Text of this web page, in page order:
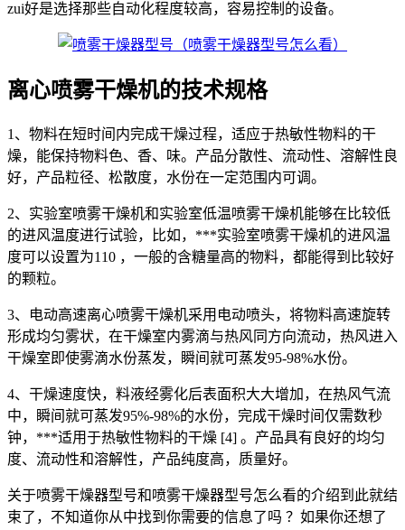
zui好是选择那些自动化程度较高，容易控制的设备。
离心喷雾干燥机的技术规格
1、物料在短时间内完成干燥过程，适应于热敏性物料的干
燥，能保持物料色、香、味。产品分散性、流动性、溶解性良
好，产品粒径、松散度，水份在一定范围内可调。
2、实验室喷雾干燥机和实验室低温喷雾干燥机能够在比较低
的进风温度进行试验，比如，***实验室喷雾干燥机的进风温
度可以设置为110 ，一般的含糖量高的物料，都能得到比较好
的颗粒。
3、电动高速离心喷雾干燥机采用电动喷头，将物料高速旋转
形成均匀雾状，在干燥室内雾滴与热风同方向流动，热风进入
干燥室即使雾滴水份蒸发，瞬间就可蒸发95-98%水份。
4、干燥速度快，料液经雾化后表面积大大增加，在热风气流
中，瞬间就可蒸发95%-98%的水份，完成干燥时间仅需数秒
钟，***适用于热敏性物料的干燥 [4] 。产品具有良好的均匀
度、流动性和溶解性，产品纯度高，质量好。
关于喷雾干燥器型号和喷雾干燥器型号怎么看的介绍到此就结
束了，不知道你从中找到你需要的信息了吗 ？如果你还想了